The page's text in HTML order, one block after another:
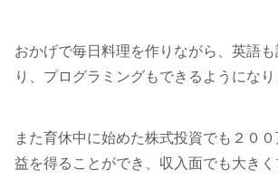
おかげで毎日料理を作りながら、英語
り、プログラミングもできるようになり
また育休中に始めた株式投資でも２０
益を得ることができ、収入面でも大き